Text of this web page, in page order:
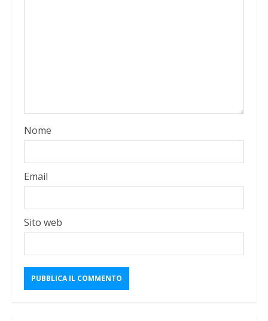
Nome
Email
Sito web